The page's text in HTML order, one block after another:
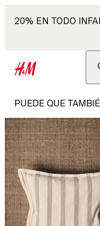
20% EN TODO
PUEDE QUE